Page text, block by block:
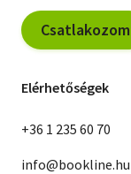
Csatlakozom
Elérhetőségek
+36 1 235 60 70
info@bookline.hu